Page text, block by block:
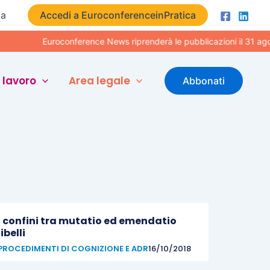
Accedi a EuroconferenceinPratica
Euroconference News riprenderà le pubblicazioni il 31
lavoro Area legale Abbonati
confini tra mutatio ed emendatio
DI COGNIZIONE E ADR16/10/2018